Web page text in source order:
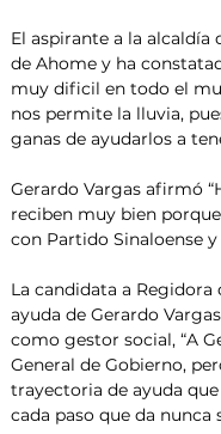
El aspirante a la
de Ahome y ha
muy dificil en todo el
nos permite la lluvia,
ganas de ayudarlos a
Gerardo Vargas afirmó
reciben muy bien
con Partido Sinaloense
La candidata a
ayuda de Gerardo
como gestor social, “A
General de Gobierno,
trayectoria de ayuda
cada paso que da nunca